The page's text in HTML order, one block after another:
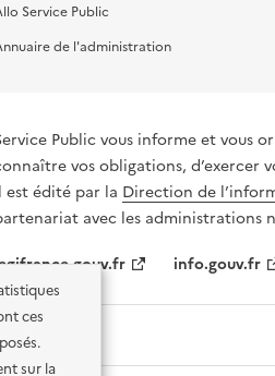
ces
sur la
Service Public
de l'administration
Public vous informe et vous
vos obligations, d’exercer
est édité par la Direction de
avec les administrations
info.gouv.fr